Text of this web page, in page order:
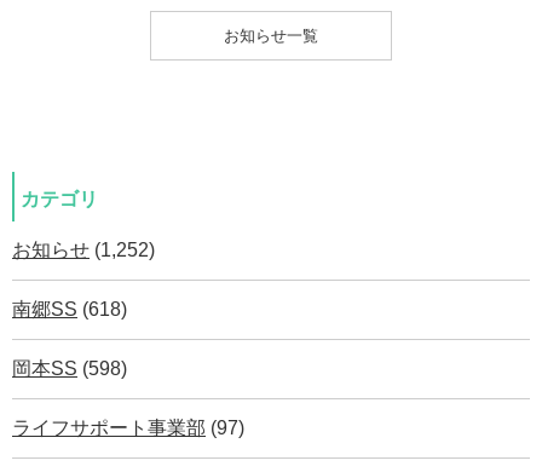
お知らせ一覧
カテゴリ
お知らせ (1,252)
南郷SS (618)
岡本SS (598)
ライフサポート事業部 (97)